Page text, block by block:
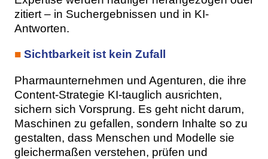
zitiert – in Suchergebnissen und in KI-
Antworten.
■ Sichtbarkeit ist kein Zufall
Pharmaunternehmen und Agenturen, die ihre
Content-Strategie KI-tauglich ausrichten,
sichern sich Vorsprung. Es geht nicht darum,
Maschinen zu gefallen, sondern Inhalte so zu
gestalten, dass Menschen und Modelle sie
gleichermaßen verstehen, prüfen und